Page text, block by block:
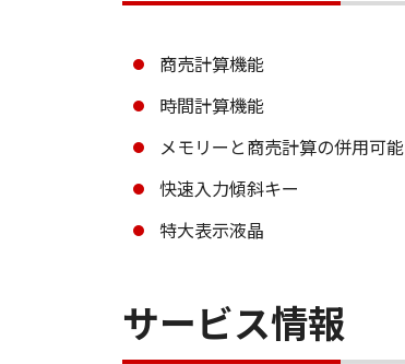
商売計算機能
時間計算機能
メモリーと商売計算の併用可能
快速入力傾斜キー
特大表示液晶
サービス情報